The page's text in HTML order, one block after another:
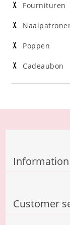
Fournituren
Poppen
Cadeaubon
Information
Customer